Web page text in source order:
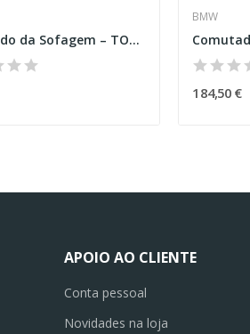
Comando da Sofagem – TOYOTA YARIS (_P13_)
BMW
184,50 €
APOIO AO CLIENTE
Conta pessoal
Novidades na loja